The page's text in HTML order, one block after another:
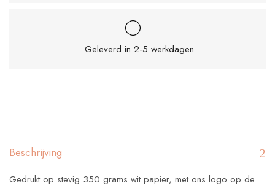
Geleverd in 2-5 werkdagen
Beschrijving
Gedrukt op stevig 350 grams wit papier, met ons logo op de